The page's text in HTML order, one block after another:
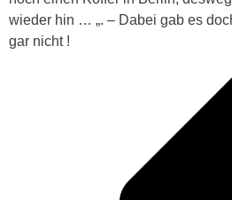
wieder hin … „. – Dabei gab es
gar nicht !